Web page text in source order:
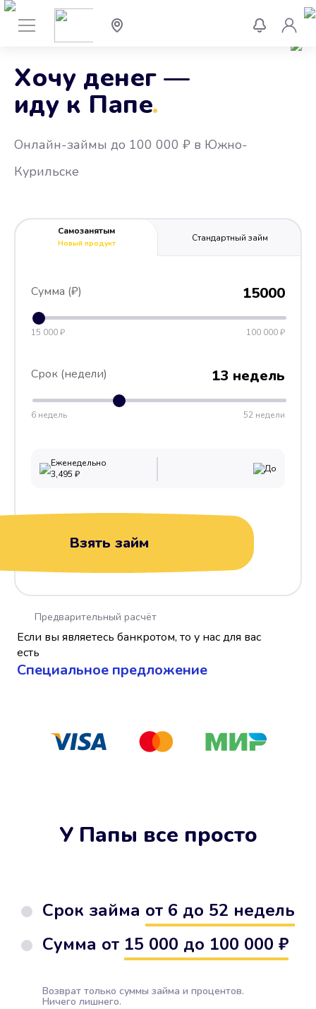
Хочу денег —
иду к Папе
.
Онлайн-займы до 100 000 ₽ в Южно-
Курильске
Самозанятым
Новый продукт
Стандартный займ
Сумма (₽) 15000
15 000 ₽ 100 000 ₽
Срок (недели) 13 недель
6 недель 52 недели
Еженедельно
3,495 ₽ До
Взять займ
Если вы являетесь банкротом, то у нас для вас
есть
Cпециальное предложение
Предварительный расчёт
У Папы все просто
Срок займа от 6 до 52 недель
Сумма от 15 000 до 100 000 ₽
Возврат только суммы займа и процентов.
Ничего лишнего.